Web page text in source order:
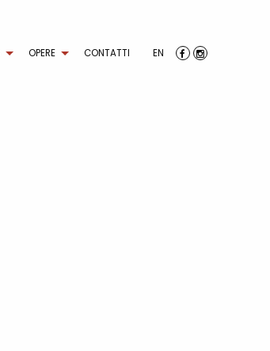
OPERE CONTATTI EN